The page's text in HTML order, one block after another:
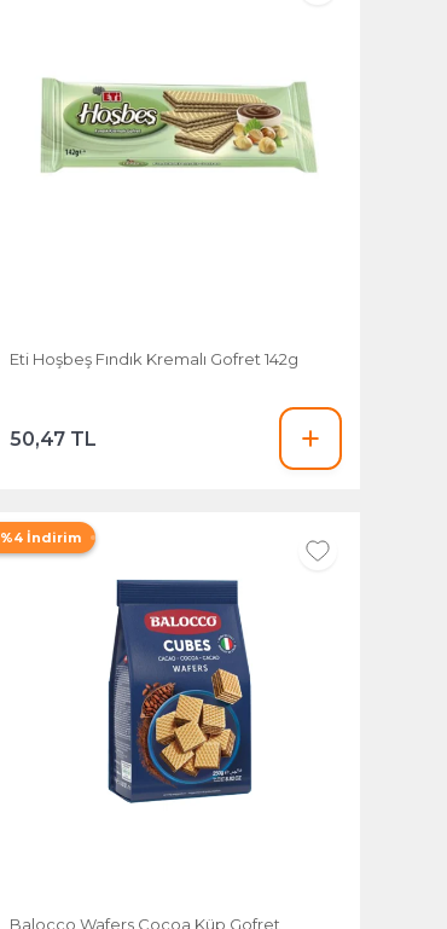
Eti Hoşbeş Fındık Kremalı Gofret 142g
50,47 TL
%4 İndirim
Balocco Wafers Cocoa Küp Gofret